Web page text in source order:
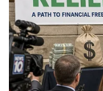
Doanh nghiệp
Thông tin doanh nghiệp
Doanh nghiệp 24h